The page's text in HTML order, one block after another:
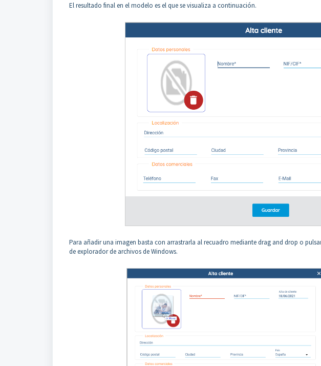
El resultado final en el modelo es el que se visualiza a continuación.
Para añadir una imagen basta con arrastrarla al recuadro mediante drag and drop o
de explorador de archivos de Windows.